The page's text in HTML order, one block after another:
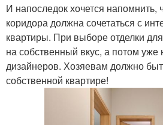
И напоследок хочется напомнить,
коридора должна сочетаться с
квартиры. При выборе отделки
на собственный вкус, а потом уже
дизайнеров. Хозяевам должно
собственной квартире!